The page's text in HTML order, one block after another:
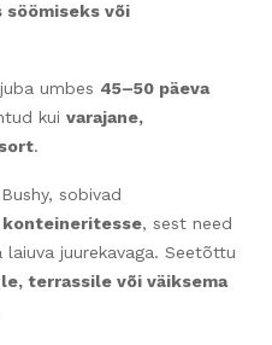
söömiseks või
umbes 45–50 päeva
kui varajane,
.
sobivad
, sest need
laiuva juurekavaga. Seetõttu
terrassile või väiksema